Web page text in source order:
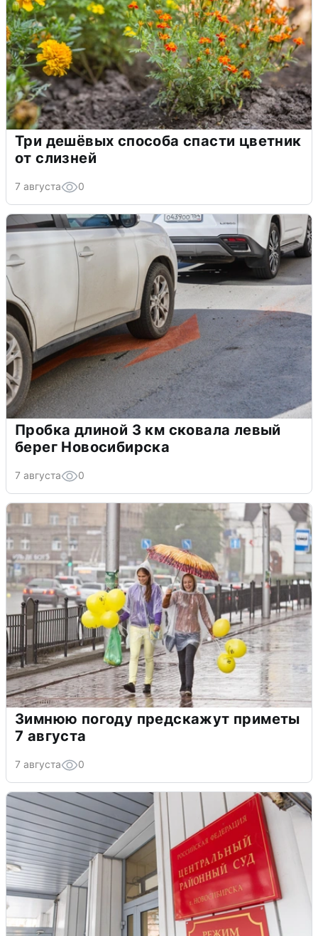
Три дешёвых способа спасти цветник
от слизней
7 августа 0
Пробка длиной 3 км сковала левый
берег Новосибирска
7 августа 0
Зимнюю погоду предскажут приметы
7 августа
7 августа 0